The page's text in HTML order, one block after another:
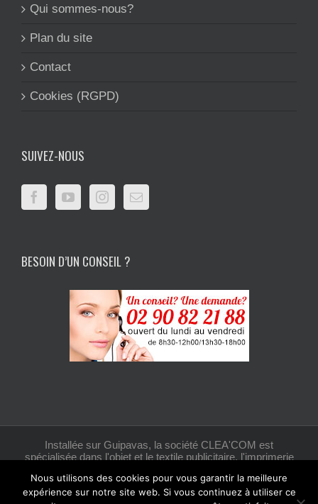
Qui sommes-nous?
Plan du site
Contact
Cookies (RGPD)
SUIVEZ-NOUS
BESOIN D’UN CONSEIL ?
Installée sur Guipavas, la société CLEA'COM est
spécialisée dans l'objet et le textile publicitaire, l'imprimerie
Nous utilisons des cookies pour vous garantir la meilleure
expérience sur notre site web. Si vous continuez à utiliser ce